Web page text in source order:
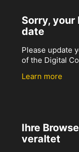
Sorry,
date
Please update
of the Digital
Learn more
Ihre
veraltet